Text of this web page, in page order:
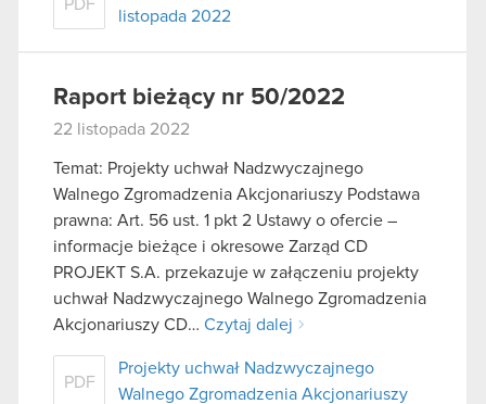
PDF
listopada 2022
Raport bieżący nr 50/2022
22 listopada 2022
Temat: Projekty uchwał Nadzwyczajnego
Walnego Zgromadzenia Akcjonariuszy Podstawa
prawna: Art. 56 ust. 1 pkt 2 Ustawy o ofercie –
informacje bieżące i okresowe Zarząd CD
PROJEKT S.A. przekazuje w załączeniu projekty
uchwał Nadzwyczajnego Walnego Zgromadzenia
Akcjonariuszy CD… Czytaj dalej
PDF
Projekty uchwał Nadzwyczajnego
Walnego Zgromadzenia Akcjonariuszy